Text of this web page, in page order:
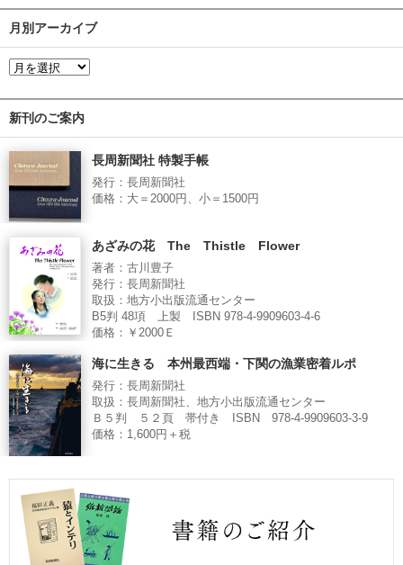
月別アーカイブ
新刊のご案内
長周新聞社 特製手帳
発行：長周新聞社
価格：大＝2000円、小＝1500円
あざみの花 The Thistle Flower
著者：古川豊子
発行：長周新聞社
取扱：地方小出版流通センター
B5判 48項 上製 ISBN 978-4-9909603-4-6
価格：￥2000Ｅ
海に生きる 本州最西端・下関の漁業密着ルポ
発行：長周新聞社
取扱：長周新聞社、地方小出版流通センター
Ｂ５判 ５２頁 帯付き ISBN 978-4-9909603-3-9
価格：1,600円＋税